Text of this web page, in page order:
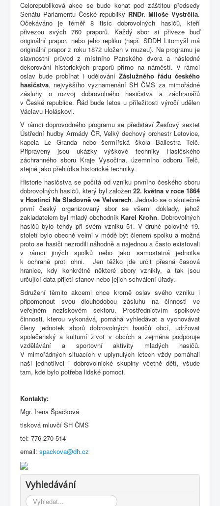
Celorepubliková akce se bude konat pod záštitou předsedy
Senátu Parlamentu České republiky RNDr. Miloše Vystrčila.
Očekáváno je téměř 8 tisíc dobrovolných hasičů, kteří
přivezou svých 760 praporů. Každý sbor si přiveze buď
originální prapor, nebo jeho repliku (např. SDDH Litomyšl má
originální prapor z roku 1872 uložen v muzeu). Na programu je
slavnostní průvod z místního Panského dvora a následné
dekorování historických praporů přímo na náměstí. V rámci
oslav bude probíhat i udělování Záslužného řádu českého
hasičstva, nejvyššího vyznamenání SH ČMS za mimořádné
zásluhy o rozvoj dobrovolného hasičstva a záchranářů
v České republice. Řád bude letos u příležitosti výročí udělen
Václavu Holáskovi.
V rámci doprovodného programu se představí Žesťový sextet
Ústřední hudby Armády ČR, Velký dechový orchestr Letovice,
kapela Le Granda nebo šermířská škola Ballestra Telč.
Připraveny jsou ukázky výškové techniky Hasičského
záchranného sboru Kraje Vysočina, územního odboru Telč,
stejně jako přehlídka historické techniky.
Historie hasičstva se počítá od vzniku prvního českého sboru
dobrovolných hasičů, který byl založen 22. května v roce 1864
v Hostinci Na Sladovně ve Velvarech. Jednalo se o skutečně
první český organizovaný sbor se všemi doklady, jehož
zakladatelem byl mladý obchodník Karel Krohn. Dobrovolných
hasičů bylo tehdy při svém vzniku 51. V druhé polovině 19.
století bylo obecně velmi v módě být členem spolku a možná
proto se hasiči nezrodili náhodně a najednou a často existovali
v rámci jiných spolků nebo jako samostatná jednotka
k ochraně proti ohni. Jen těžko jde určit přesná časová
hranice, kdy konkrétně některé sbory vznikly, a tak jsou
určující data přijetí stanov nebo jejich schválení úřady.
Sdružení těmito akcemi chce kromě oslav svého vzniku i
připomenout svou dlouhodobou zásluhu na činnosti ve
veřejném neziskovém sektoru. Prostřednictvím spolkové
činnosti, kterou vykonává, pomáhá vyhledávat a vychovávat
členy jednotek sborů dobrovolných hasičů obcí, udržovat
společenský a kulturní život v obcích a zejména podporuje
vzdělávání a sportovní aktivity mladých hasičů.
V mimořádných situacích v uplynulých letech vždy pomáhali
naši jednotlivci i dobrovolnické skupiny včetně dětí, všude
tam, kde bylo potřeba lidské pomoci.
Kontakty:
Mgr. Irena Špačková
tisková mluvčí SH ČMS
tel: 776 270 514
email: spackova@dh.cz
Vyhledávání
Vyhledávání...